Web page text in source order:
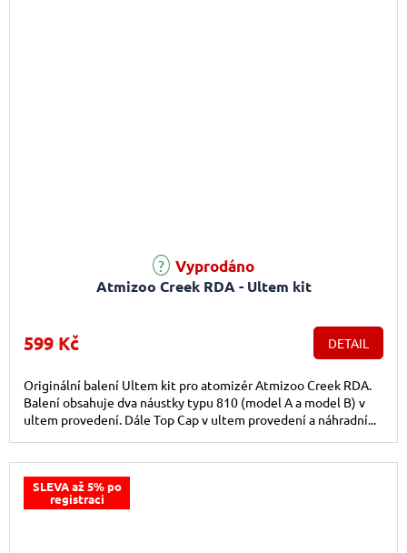
Atmizoo Creek RDA - Ultem kit
Vyprodáno
599 Kč DETAIL
Originální balení Ultem kit pro atomizér Atmizoo Creek RDA.
Balení obsahuje dva náustky typu 810 (model A a model B) v
ultem provedení. Dále Top Cap v ultem provedení a náhradní...
SLEVA až 5% po
registraci